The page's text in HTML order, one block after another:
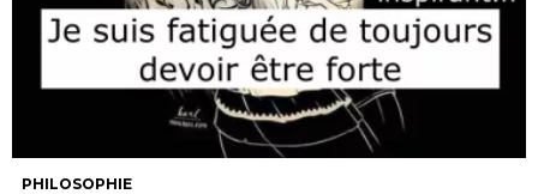
PHILOSOPHIE